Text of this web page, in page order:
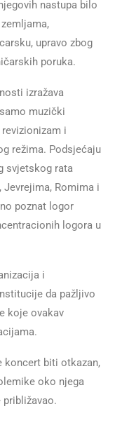
nastupa bilo
upravo zbog
poruka.
izražava
muzički
i
režima. Podsjećaju
svjetskog rata
Jevrejima, Romima i
poznat logor
logora u
i
da pažljivo
koje ovakav
koncert biti otkazan,
oko njega
približavao.